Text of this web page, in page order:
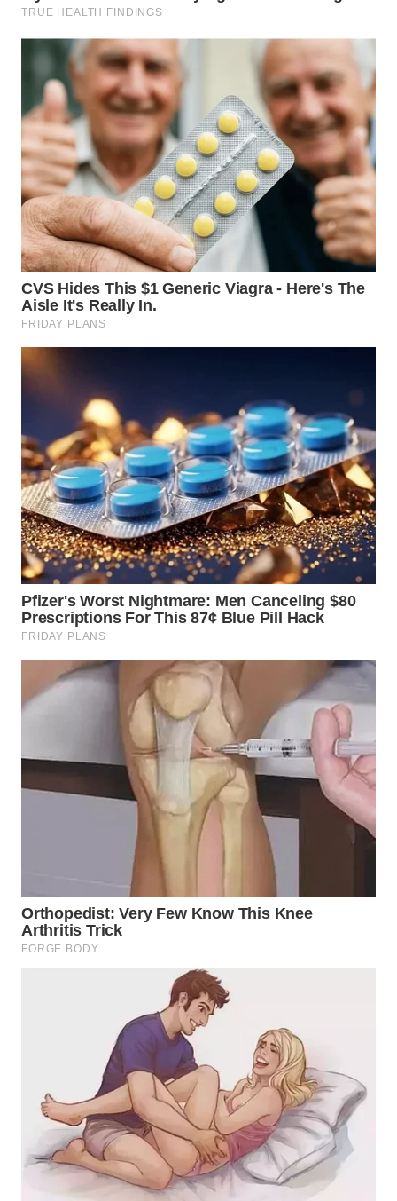
WN
TAPANULI
SELATAN
WN
TANJUNG
LESUNG
WN
KARO
WN
SIMALUNGUN
TAPANULI
TENGAH
WN DELI
SERDANG
WN
TEBING
TINGGI
WN
PAKPAK
BEKASI
WN
DEPOK
WN
PADANG
LAWAS